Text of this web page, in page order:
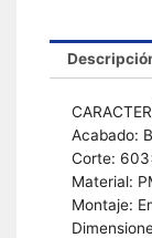
Acabado:
Corte:
Material:
Montaje: